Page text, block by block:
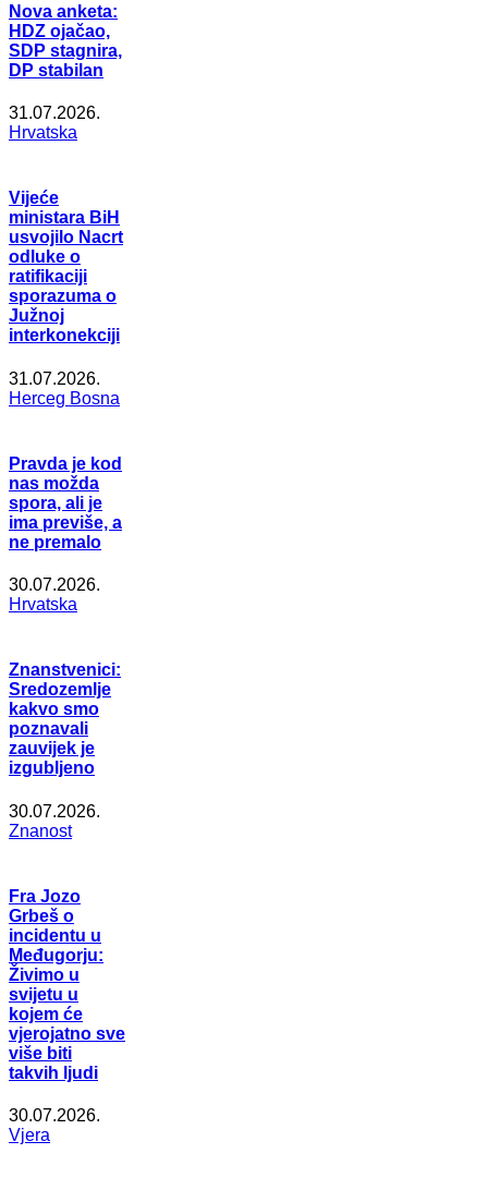
Nova anketa:
HDZ ojačao,
SDP stagnira,
DP stabilan
31.07.2026.
Hrvatska
Vijeće
ministara BiH
usvojilo Nacrt
odluke o
ratifikaciji
sporazuma o
Južnoj
interkonekciji
31.07.2026.
Herceg Bosna
Pravda je kod
nas možda
spora, ali je
ima previše, a
ne premalo
30.07.2026.
Hrvatska
Znanstvenici:
Sredozemlje
kakvo smo
poznavali
zauvijek je
izgubljeno
30.07.2026.
Znanost
Fra Jozo
Grbeš o
incidentu u
Međugorju:
Živimo u
svijetu u
kojem će
vjerojatno sve
više biti
takvih ljudi
30.07.2026.
Vjera